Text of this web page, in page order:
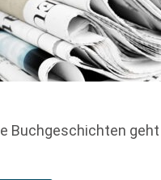
Buchgeschichten geht